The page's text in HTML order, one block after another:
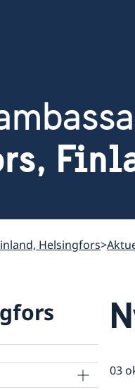
Helsingfors
03